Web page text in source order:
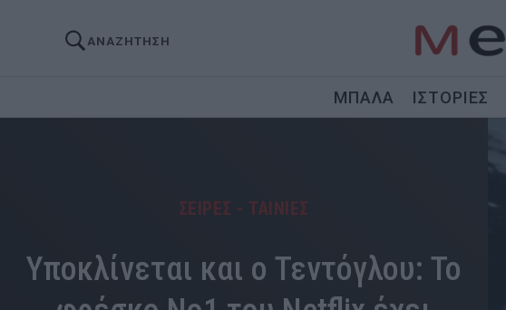
ΑΝΑΖΗΤΗΣΗ
ΜΠΑΛΑ ΙΣΤΟΡΙΕΣ
ΣΕΙΡΕΣ - ΤΑΙΝΙΕΣ
Υποκλίνεται και ο Τεντόγλου: Το